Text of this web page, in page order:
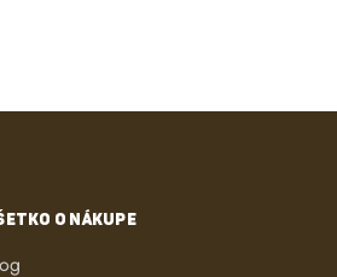
O NÁKUPE